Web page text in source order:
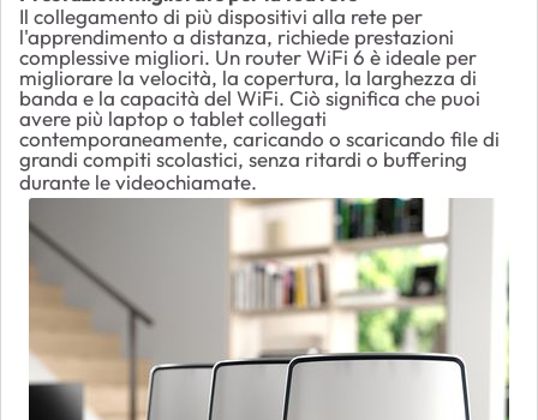
Il collegamento di più dispositivi alla rete per
l'apprendimento a distanza, richiede prestazioni
complessive migliori. Un router WiFi 6 è ideale per
migliorare la velocità, la copertura, la larghezza di
banda e la capacità del WiFi. Ciò significa che puoi
avere più laptop o tablet collegati
contemporaneamente, caricando o scaricando file di
grandi compiti scolastici, senza ritardi o buffering
durante le videochiamate.